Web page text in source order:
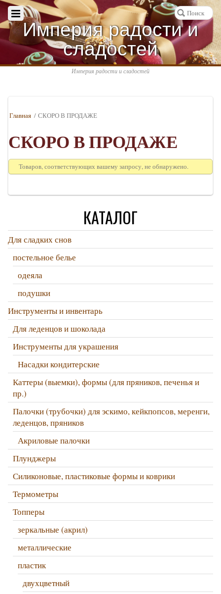
Империя радости и
сладостей
Империя радости и сладостей
Главная / СКОРО В ПРОДАЖЕ
СКОРО В ПРОДАЖЕ
Товаров, соответствующих вашему запросу, не обнаружено.
КАТАЛОГ
Для сладких снов
постельное белье
одеяла
подушки
Инструменты и инвентарь
Для леденцов и шоколада
Инструменты для украшения
Насадки кондитерские
Каттеры (выемки), формы (для пряников, печенья и
пр.)
Палочки (трубочки) для эскимо, кейкпопсов, меренги,
леденцов, пряников
Акриловые палочки
Плунджеры
Силиконовые, пластиковые формы и коврики
Термометры
Топперы
зеркальные (акрил)
металлические
пластик
двухцветный